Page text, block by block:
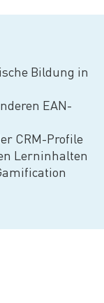
Bildung in
EAN-
CRM-Profile
Lerninhalten